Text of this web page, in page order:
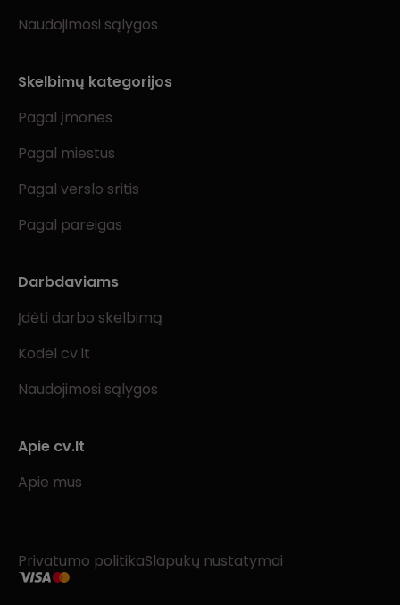
Naudojimosi sąlygos
Skelbimų kategorijos
Pagal įmones
Pagal miestus
Pagal verslo sritis
Pagal pareigas
Darbdaviams
Įdėti darbo skelbimą
Kodėl cv.lt
Naudojimosi sąlygos
Apie cv.lt
Apie mus
Privatumo politikaSlapukų nustatymai